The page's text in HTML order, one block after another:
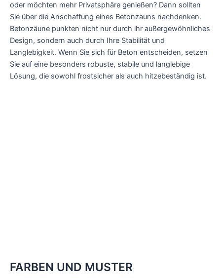
oder möchten mehr Privatsphäre genießen? Dann sollten
Sie über die Anschaffung eines Betonzauns nachdenken.
Betonzäune punkten nicht nur durch ihr außergewöhnliches
Design, sondern auch durch Ihre Stabilität und
Langlebigkeit. Wenn Sie sich für Beton entscheiden, setzen
Sie auf eine besonders robuste, stabile und langlebige
Lösung, die sowohl frostsicher als auch hitzebeständig ist.
FARBEN UND MUSTER